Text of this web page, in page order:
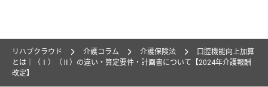
リハブクラウド 介護コラム 介護保険法
口腔機能向上加算
とは｜（Ⅰ）（Ⅱ）の違い・算定要件・計画書について【2024年介護報酬
改定】